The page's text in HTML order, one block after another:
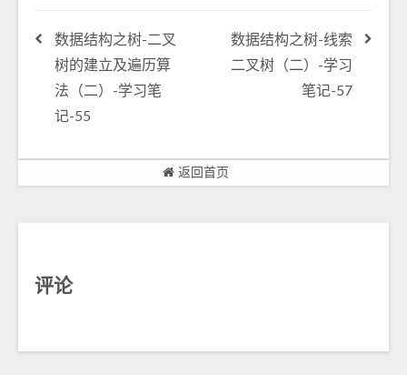
数据结构之树-二叉
树的建立及遍历算
法（二）-学习笔
记-55
数据结构之树-线索
二叉树（二）-学习
笔记-57
返回首页
评论